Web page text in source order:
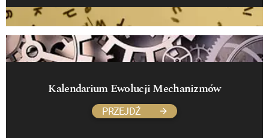
Kalendarium Ewolucji Mechanizmów
PRZEJDŹ